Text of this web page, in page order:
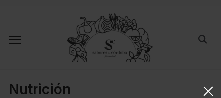
Nutrición